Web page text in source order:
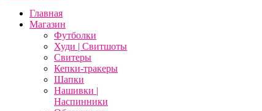
Главная
Магазин
Футболки
Худи | Свитшоты
Свитеры
Кепки-тракеры
Шапки
Нашивки |
Наспинники